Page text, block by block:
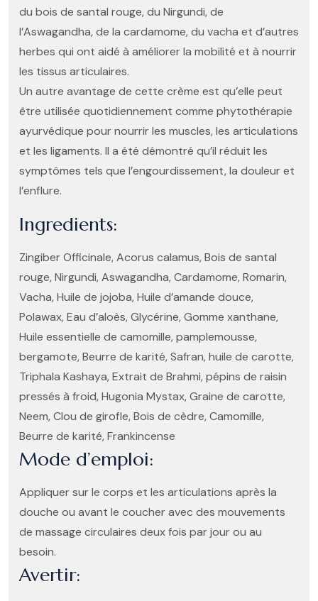
du bois de santal rouge, du Nirgundi, de
l’Aswagandha, de la cardamome, du vacha et d’autres
herbes qui ont aidé à améliorer la mobilité et à nourrir
les tissus articulaires.
Un autre avantage de cette crème est qu’elle peut
être utilisée quotidiennement comme phytothérapie
ayurvédique pour nourrir les muscles, les articulations
et les ligaments. Il a été démontré qu’il réduit les
symptômes tels que l’engourdissement, la douleur et
l’enflure.
Ingredients:
Zingiber Officinale, Acorus calamus, Bois de santal
rouge, Nirgundi, Aswagandha, Cardamome, Romarin,
Vacha, Huile de jojoba, Huile d’amande douce,
Polawax, Eau d’aloès, Glycérine, Gomme xanthane,
Huile essentielle de camomille, pamplemousse,
bergamote, Beurre de karité, Safran, huile de carotte,
Triphala Kashaya, Extrait de Brahmi, pépins de raisin
pressés à froid, Hugonia Mystax, Graine de carotte,
Neem, Clou de girofle, Bois de cèdre, Camomille,
Beurre de karité, Frankincense
Mode d’emploi:
Appliquer sur le corps et les articulations après la
douche ou avant le coucher avec des mouvements
de massage circulaires deux fois par jour ou au
besoin.
Avertir: